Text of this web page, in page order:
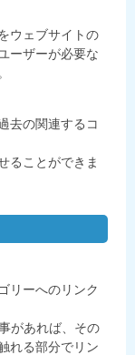
ウェブサイトの
ーザーが必要な
去の関連するコ
ることができま
リーへのリンク
があれば、その
れる部分でリン